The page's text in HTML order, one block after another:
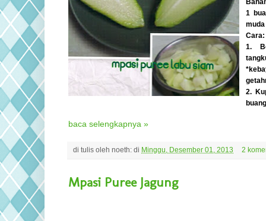
1
muda
Cara:
1.
2.
baca selengkapnya »
di tulis oleh noeth: di Minggu, Desember 01, 2013 2
Mpasi Puree Jagung